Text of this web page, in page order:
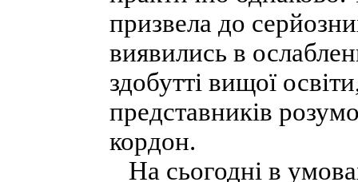
призвела до
виявились в
здобутті вищої
представників
кордон.
На сьогодні в